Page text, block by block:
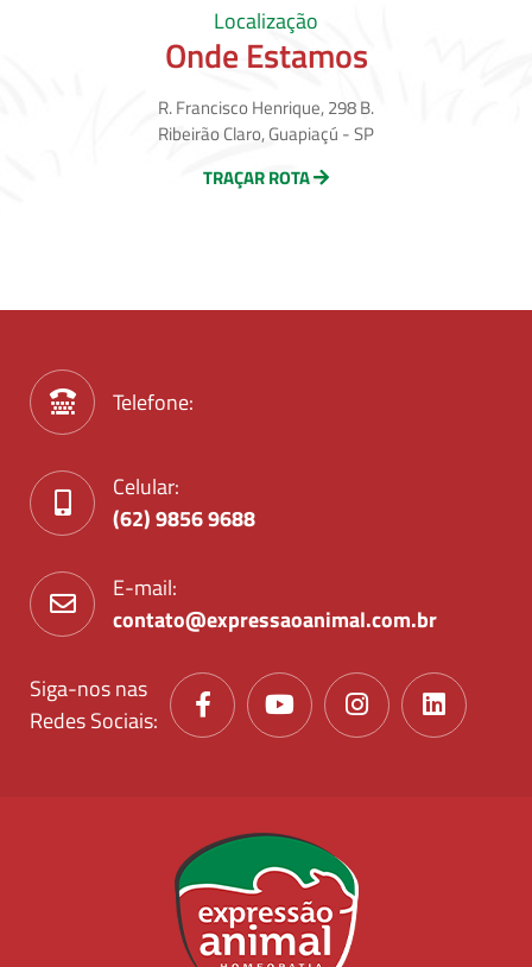
Localização
Onde Estamos
R. Francisco Henrique, 298 B.
Ribeirão Claro, Guapiaçú - SP
TRAÇAR ROTA
Telefone:
Celular:
(62) 9856 9688
E-mail:
contato@expressaoanimal.com.br
Siga-nos nas
Redes Sociais: